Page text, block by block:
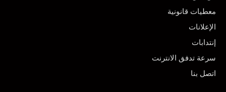
معطيات قانونية
الإعلانات
إنتدابات
سرعة تدفق الانترنت
اتصل بنا